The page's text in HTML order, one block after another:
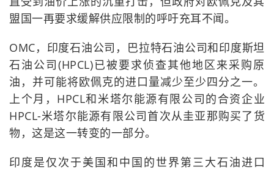
盟国一再要求缓解供应限制的呼吁充耳不闻。
OMC，印度石油公司，巴拉特石油公司和印度斯坦
石油公司(HPCL)已被要求侦查其他地区来采购原
油，并可能将欧佩克的进口量减少至少四分之一。
上个月，HPCL和米塔尔能源有限公司的合资企业
HPCL-米塔尔能源有限公司首次从圭亚那购买了货
物，这是这一转变的一部分。
印度是仅次于美国和中国的世界第三大石油进口